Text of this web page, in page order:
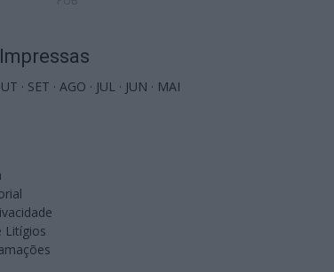
· SET · AGO · JUL · JUN · MAI
Litígios